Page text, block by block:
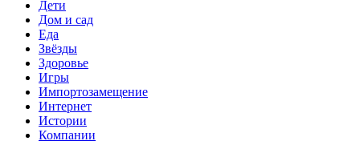
Дети
Дом и сад
Еда
Звёзды
Здоровье
Игры
Импортозамещение
Интернет
Истории
Компании